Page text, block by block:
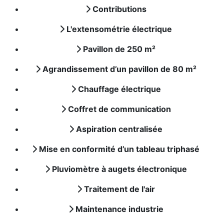
Contributions
L'extensométrie électrique
Pavillon de 250 m²
Agrandissement d’un pavillon de 80 m²
Chauffage électrique
Coffret de communication
Aspiration centralisée
Mise en conformité d’un tableau triphasé
Pluviomètre à augets électronique
Traitement de l'air
Maintenance industrie